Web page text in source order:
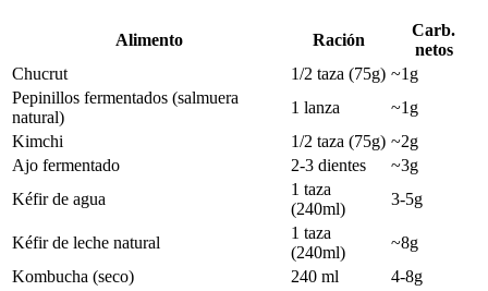
Alimento Ración
Carb.
netos
Chucrut
1/2 taza (75g) ~1g
Pepinillos fermentados (salmuera
natural)
1 lanza
~1g
Kimchi
1/2 taza (75g) ~2g
Ajo fermentado
2-3 dientes
~3g
Kéfir de agua
1 taza
(240ml)
3-5g
Kéfir de leche natural
1 taza
(240ml)
~8g
Kombucha (seco)
240 ml 4-8g